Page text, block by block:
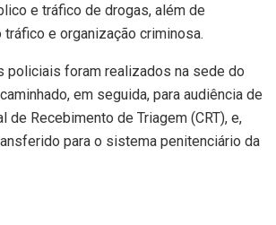
e tráfico de drogas, além de
e organização criminosa.
policiais foram realizados na sede do
em seguida, para audiência de
de Recebimento de Triagem (CRT), e,
para o sistema penitenciário da